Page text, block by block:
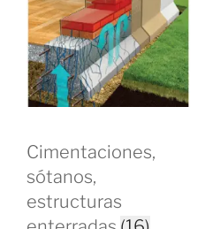
Cimentaciones,
sótanos,
estructuras